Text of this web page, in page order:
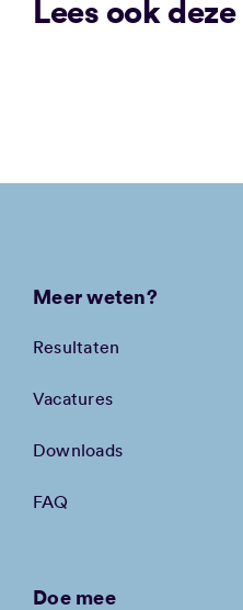
Lees ook
Meer weten?
Resultaten
Vacatures
Downloads
FAQ
Doe mee